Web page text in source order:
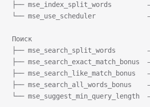
├── mse_index_split_words         —
└── mse_use_scheduler             —
Поиск
├── mse_search_split_words        —
├── mse_search_exact_match_bonus
├── mse_search_like_match_bonus
├── mse_search_all_words_bonus
└── mse_suggest_min_query_length